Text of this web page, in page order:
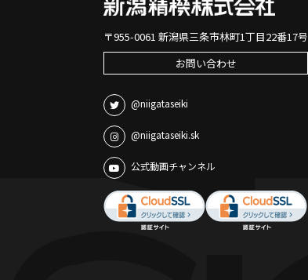
〒955-0061 新潟県三条市林町1丁目22番17号
お問い合わせ
@niigataseiki
@niigataseiki.sk
公式動画チャンネル